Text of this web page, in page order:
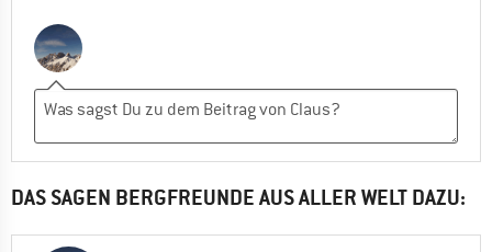
DAS SAGEN BERGFREUNDE AUS ALLER WELT DAZU: